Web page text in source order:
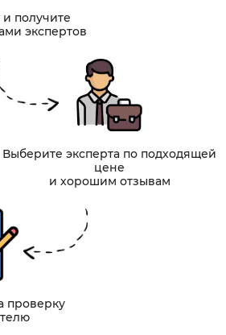
и получите
экспертов
Выберите эксперта по подходящей
цене
и хорошим отзывам
проверку